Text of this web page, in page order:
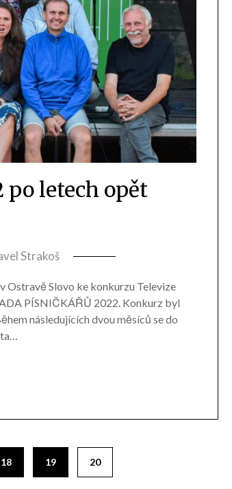
letech opět
Strakoš
Ostravě Slovo ke konkurzu Televize
PÍSNIČKÁŘŮ 2022. Konkurz byl
následujících dvou měsíců se do
18 19 20